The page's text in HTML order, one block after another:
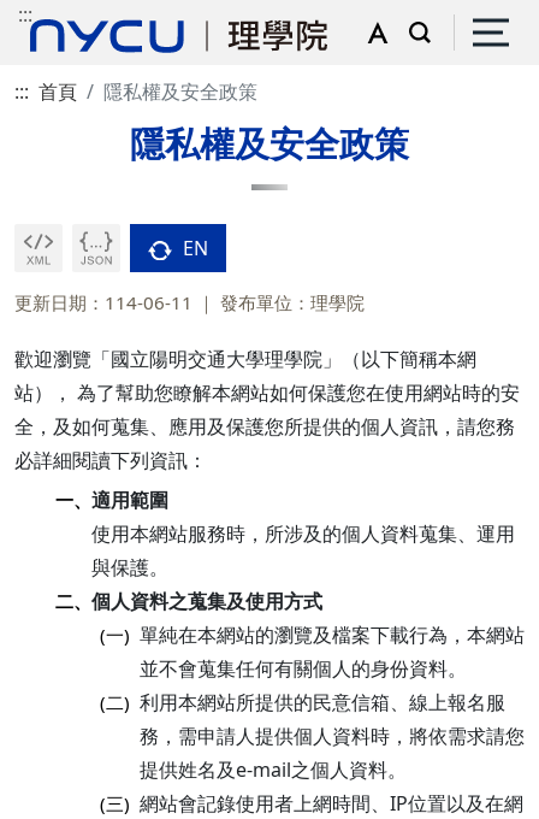
:::
::: 首頁 隱私權及安全政策
隱私權及安全政策
EN
更新日期：114-06-11 發布單位：理學院
歡迎瀏覽「國立陽明交通大學理學院」（以下簡稱本網
站）， 為了幫助您瞭解本網站如何保護您在使用網站時的安
全，及如何蒐集、應用及保護您所提供的個人資訊，請您務
必詳細閱讀下列資訊：
一、 適用範圍
使用本網站服務時，所涉及的個人資料蒐集、運用
與保護。
二、 個人資料之蒐集及使用方式
(一) 單純在本網站的瀏覽及檔案下載行為，本網站
並不會蒐集任何有關個人的身份資料。
(二) 利用本網站所提供的民意信箱、線上報名服
務，需申請人提供個人資料時，將依需求請您
提供姓名及e-mail之個人資料。
(三) 網站會記錄使用者上網時間、IP位置以及在網